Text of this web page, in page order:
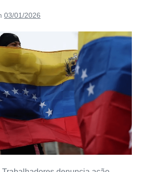
03/01/2026